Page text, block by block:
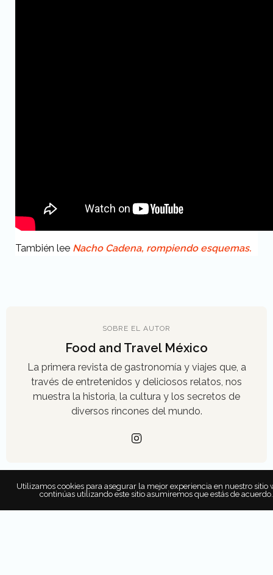
También lee Nacho Cadena, rompiendo esquemas.
SOBRE EL AUTOR
Food and Travel México
La primera revista de gastronomía y viajes que, a
través de entretenidos y deliciosos relatos, nos
muestra la historia, la cultura y los secretos de
diversos rincones del mundo.
Utilizamos cookies para asegurar la mejor experiencia en nuestro sitio
continúas utilizando este sitio asumiremos que estás de acuerdo.